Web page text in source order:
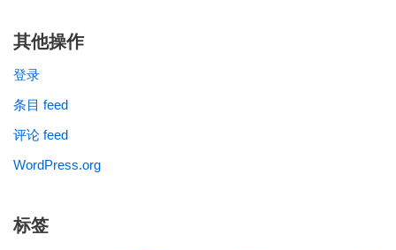
其他操作
登录
条目 feed
评论 feed
WordPress.org
标签